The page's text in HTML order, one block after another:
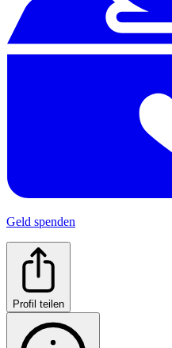
Geld spenden
Profil teilen